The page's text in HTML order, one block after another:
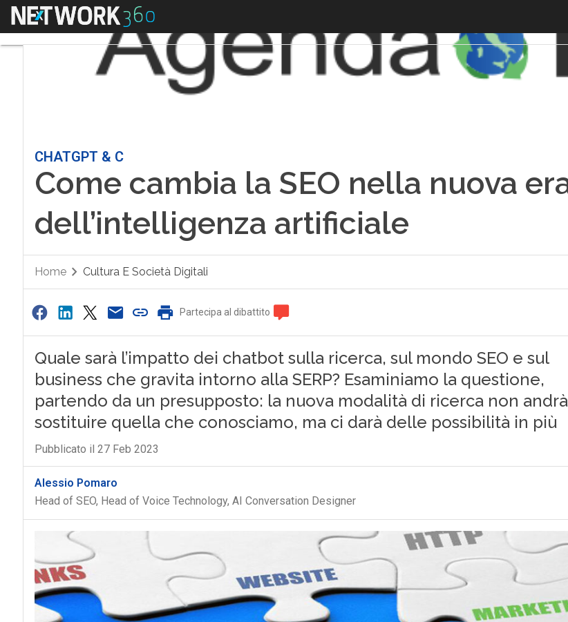
Menu
CHATGPT & C
Come cambia la SEO nella nuova
dell’intelligenza artificiale
Home Cultura E Società Digitali
Partecipa al dibattito
Quale sarà l’impatto dei chatbot sulla ricerca, sul mondo SEO e sul
business che gravita intorno alla SERP? Esaminiamo la questione,
partendo da un presupposto: la nuova modalità di ricerca non
sostituire quella che conosciamo, ma ci darà delle possibilità in più
Pubblicato il 27 Feb 2023
Alessio Pomaro
Head of SEO, Head of Voice Technology, AI Conversation Designer